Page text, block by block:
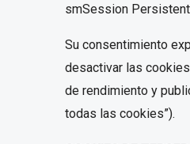
smSession
Su consentimiento
desactivar las
de rendimiento y
todas las cookies”).